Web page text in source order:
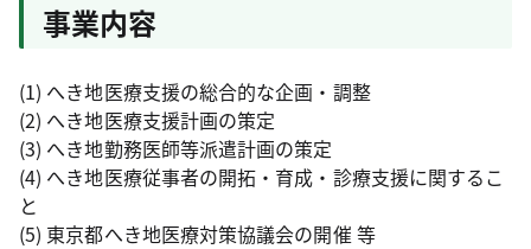
事業内容
(1) へき地医療支援の総合的な企画・調整
(2) へき地医療支援計画の策定
(3) へき地勤務医師等派遣計画の策定
(4) へき地医療従事者の開拓・育成・診療支援に関するこ
と
(5) 東京都へき地医療対策協議会の開催 等